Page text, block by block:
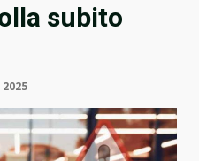
subito